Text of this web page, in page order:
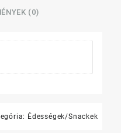
(0)
Édességek/Snackek